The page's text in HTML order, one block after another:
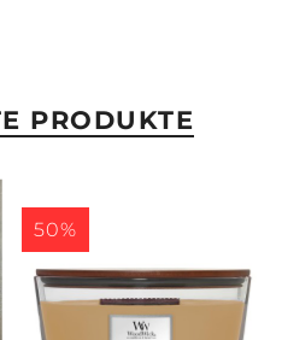
PRODUKTE
50%